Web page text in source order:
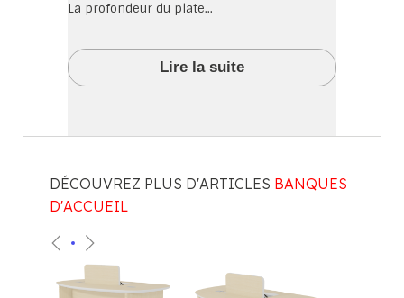
La profondeur du plate...
Lire la suite
DÉCOUVREZ PLUS D'ARTICLES BANQUES
D'ACCUEIL